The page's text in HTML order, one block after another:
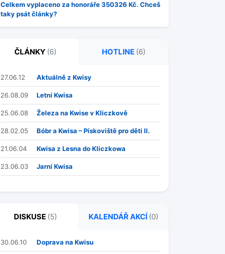
Celkem vyplaceno za honoráře 350326 Kč. Chceš
taky psát články?
ČLÁNKY (6) HOTLINE (6)
27.06.12 Aktuálně z Kwisy
26.08.09 Letní Kwisa
25.06.08 Železa na Kwise v Kliczkově
28.02.05 Bóbr a Kwisa – Pískoviště pro děti II.
21.06.04 Kwisa z Lesna do Kliczkowa
23.06.03 Jarní Kwisa
DISKUSE (5) KALENDÁŘ AKCÍ (0)
30.06.10 Doprava na Kwisu